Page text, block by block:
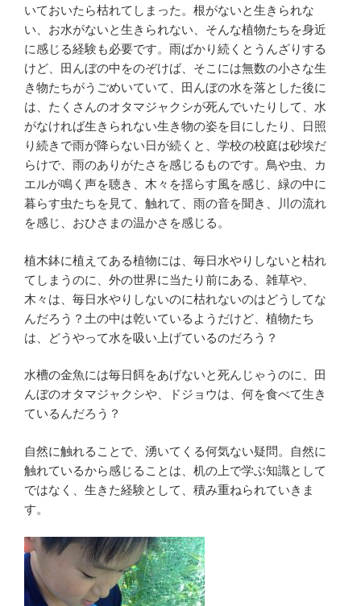
いておいたら枯れてしまった。根がないと生きられな
い、お水がないと生きられない、そんな植物たちを身近
に感じる経験も必要です。雨ばかり続くとうんざりする
けど、田んぼの中をのぞけば、そこには無数の小さな生
き物たちがうごめいていて、田んぼの水を落とした後に
は、たくさんのオタマジャクシが死んでいたりして、水
がなければ生きられない生き物の姿を目にしたり、日照
り続きで雨が降らない日が続くと、学校の校庭は砂埃だ
らけで、雨のありがたさを感じるものです。鳥や虫、カ
エルが鳴く声を聴き、木々を揺らす風を感じ、緑の中に
暮らす虫たちを見て、触れて、雨の音を聞き、川の流れ
を感じ、おひさまの温かさを感じる。
植木鉢に植えてある植物には、毎日水やりしないと枯れ
てしまうのに、外の世界に当たり前にある、雑草や、
木々は、毎日水やりしないのに枯れないのはどうしてな
んだろう？土の中は乾いているようだけど、植物たち
は、どうやって水を吸い上げているのだろう？
水槽の金魚には毎日餌をあげないと死んじゃうのに、田
んぼのオタマジャクシや、ドジョウは、何を食べて生き
ているんだろう？
自然に触れることで、湧いてくる何気ない疑問。自然に
触れているから感じることは、机の上で学ぶ知識として
ではなく、生きた経験として、積み重ねられていきま
す。